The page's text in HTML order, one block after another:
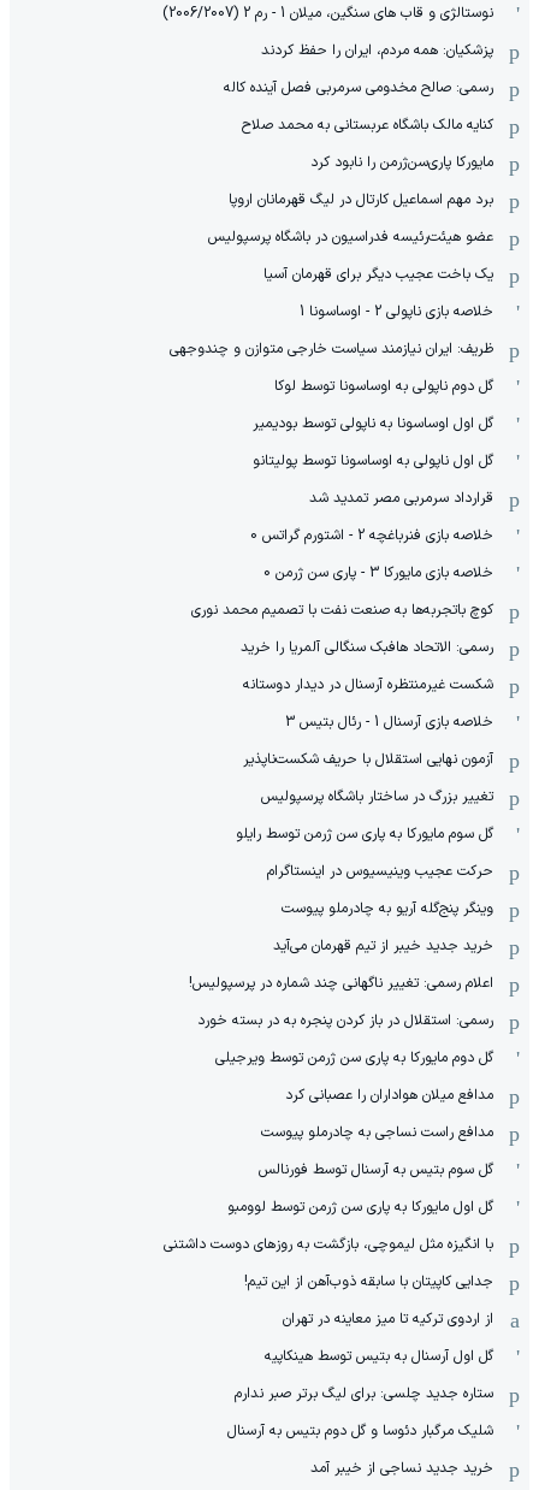
نوستالژی و قاب های سنگین، میلان 1 - رم 2 (2006/2007)
پزشکیان: همه مردم، ایران را حفظ کردند
رسمی: صالح مخدومی سرمربی فصل آینده کاله
کنایه مالک باشگاه عربستانی به محمد صلاح
مایورکا پاری‌سن‌ژرمن را نابود کرد
برد مهم اسماعیل کارتال در لیگ قهرمانان اروپا
عضو هیئت‌رئیسه فدراسیون در باشگاه پرسپولیس
یک باخت عجیب دیگر برای قهرمان آسیا
خلاصه بازی ناپولی 2 - اوساسونا 1
ظریف: ایران نیازمند سیاست خارجی متوازن و چندوجهی
گل دوم ناپولی به اوساسونا توسط لوکا
گل اول اوساسونا به ناپولی توسط بودیمیر
گل اول ناپولی به اوساسونا توسط پولیتانو
قرارداد سرمربی مصر تمدید شد
خلاصه بازی فنرباغچه 2 - اشتورم گراتس 0
خلاصه بازی مایورکا 3 - پاری سن ژرمن 0
کوچ باتجربه‌ها به صنعت نفت با تصمیم محمد نوری
رسمی: الاتحاد هافبک سنگالی آلمریا را خرید
شکست غیرمنتظره آرسنال در دیدار دوستانه
خلاصه بازی آرسنال 1 - رئال بتیس 3
آزمون نهایی استقلال با حریف شکست‌ناپذیر
تغییر بزرگ در ساختار باشگاه پرسپولیس
گل سوم مایورکا به پاری سن ژرمن توسط رایلو
حرکت عجیب وینیسیوس در اینستاگرام
وینگر پنج‌گله آریو به چادرملو پیوست
خرید جدید خیبر از تیم قهرمان می‌آید
اعلام رسمی: تغییر ناگهانی چند شماره در پرسپولیس!
رسمی: استقلال در باز کردن پنجره به در بسته خورد
گل دوم مایورکا به پاری سن ژرمن توسط ویرجیلی
مدافع میلان هواداران را عصبانی کرد
مدافع راست نساجی به چادرملو پیوست
گل سوم بتیس به آرسنال توسط فورنالس
گل اول مایورکا به پاری سن ژرمن توسط لوومبو
با انگیزه مثل لیموچی، بازگشت به روزهای دوست داشتنی
جدایی کاپیتان با سابقه ذوب‌آهن از این تیم!
از اردوی ترکیه تا میز معاینه در تهران
گل اول آرسنال به بتیس توسط هینکاپیه
ستاره جدید چلسی: برای لیگ برتر صبر ندارم
شلیک مرگبار دئوسا و گل دوم بتیس به آرسنال
خرید جدید نساجی از خیبر آمد